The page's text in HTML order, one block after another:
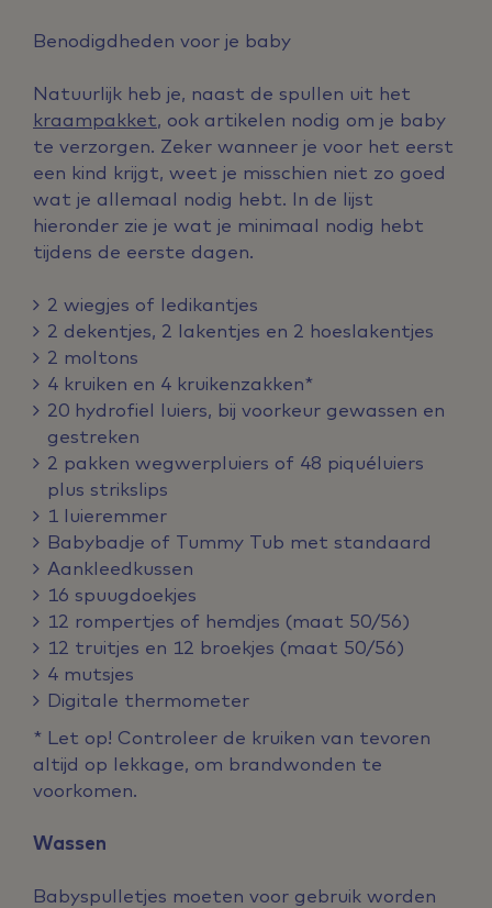
Benodigdheden voor je baby
Natuurlijk heb je, naast de spullen uit het
kraampakket, ook artikelen nodig om je baby
te verzorgen. Zeker wanneer je voor het eerst
een kind krijgt, weet je misschien niet zo goed
wat je allemaal nodig hebt. In de lijst
hieronder zie je wat je minimaal nodig hebt
tijdens de eerste dagen.
2 wiegjes of ledikantjes
2 dekentjes, 2 lakentjes en 2 hoeslakentjes
2 moltons
4 kruiken en 4 kruikenzakken*
20 hydrofiel luiers, bij voorkeur gewassen en
gestreken
2 pakken wegwerpluiers of 48 piquéluiers
plus strikslips
1 luieremmer
Babybadje of Tummy Tub met standaard
Aankleedkussen
16 spuugdoekjes
12 rompertjes of hemdjes (maat 50/56)
12 truitjes en 12 broekjes (maat 50/56)
4 mutsjes
Digitale thermometer
* Let op! Controleer de kruiken van tevoren
altijd op lekkage, om brandwonden te
voorkomen.
Wassen
Babyspulletjes moeten voor gebruik worden